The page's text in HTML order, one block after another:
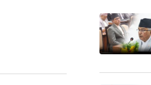
मंगल
४